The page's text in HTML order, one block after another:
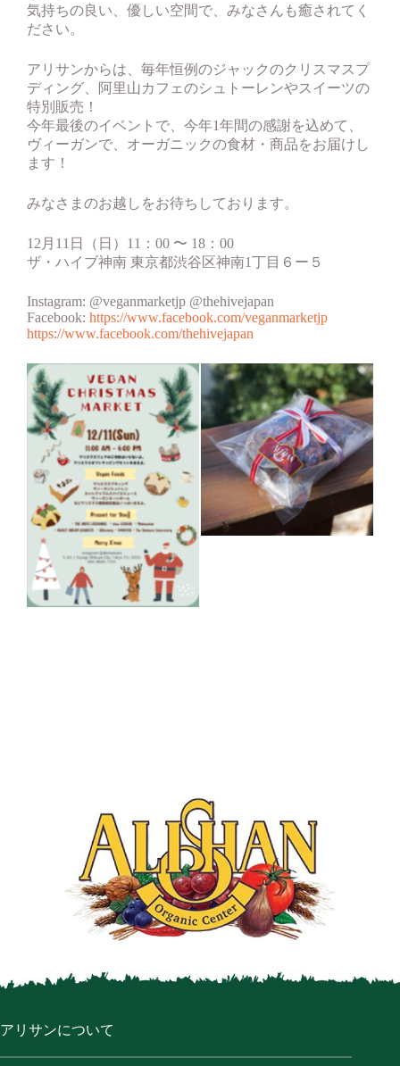
気持ちの良い、優しい空間で、みなさんも癒されてく
ださい。
アリサンからは、毎年恒例のジャックのクリスマスプ
ディング、阿里山カフェのシュトーレンやスイーツの
特別販売！
今年最後のイベントで、今年1年間の感謝を込めて、
ヴィーガンで、オーガニックの食材・商品をお届けし
ます！
みなさまのお越しをお待ちしております。
12月11日（日）11：00 〜 18：00
ザ・ハイブ神南 東京都渋谷区神南1丁目６ー５
Instagram: @veganmarketjp @thehivejapan
Facebook: https://www.facebook.com/veganmarketjp
https://www.facebook.com/thehivejapan
No Caption
No Caption
アリサンについて